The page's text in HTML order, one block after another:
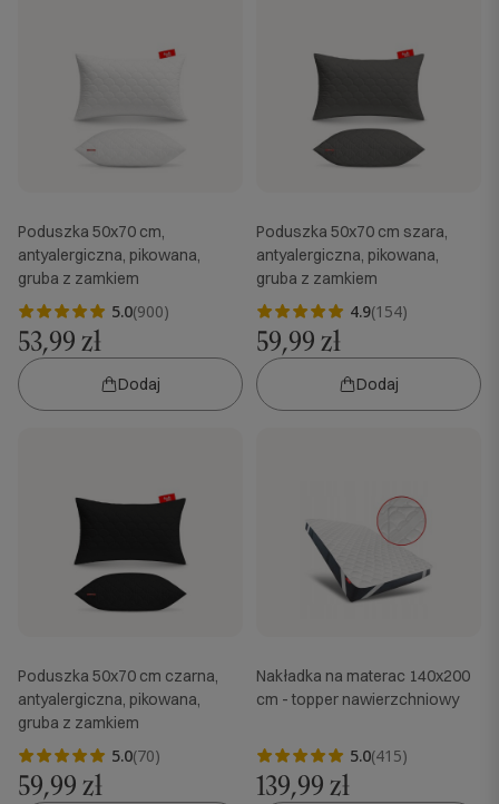
Poduszka 50x70 cm,
antyalergiczna, pikowana,
gruba z zamkiem
5.0(900)
53,99 zł
Dodaj
Poduszka 50x70 cm szara,
antyalergiczna, pikowana,
gruba z zamkiem
4.9(154)
59,99 zł
Dodaj
Poduszka 50x70 cm czarna,
antyalergiczna, pikowana,
gruba z zamkiem
5.0(70)
59,99 zł
Nakładka na materac 140x200
cm - topper nawierzchniowy
5.0(415)
139,99 zł